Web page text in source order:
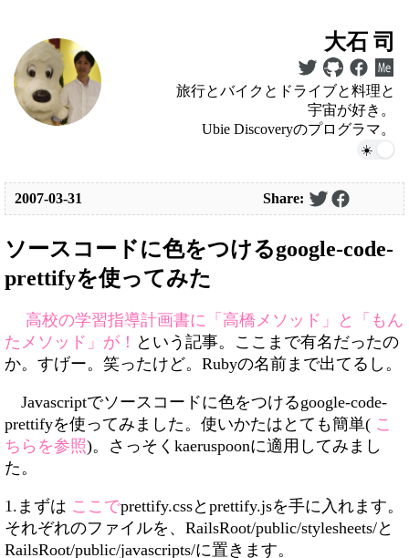
大石 司
旅行とバイクとドライブと料理と
宇宙が好き。
Ubie Discoveryのプログラマ。
2007-03-31 Share:
ソースコードに色をつけるgoogle-code-
prettifyを使ってみた
高校の学習指導計画書に「高橋メソッド」と「もん
たメソッド」が！ という記事。ここまで有名だったの
か。すげー。笑ったけど。Rubyの名前まで出てるし。
Javascriptでソースコードに色をつけるgoogle-code-
prettifyを使ってみました。使いかたはとても簡単( こ
ちらを参照)。さっそくkaeruspoonに適用してみまし
た。
1.まずは ここでprettify.cssとprettify.jsを手に入れます。
それぞれのファイルを、RailsRoot/public/stylesheets/と
RailsRoot/public/javascripts/に置きます。